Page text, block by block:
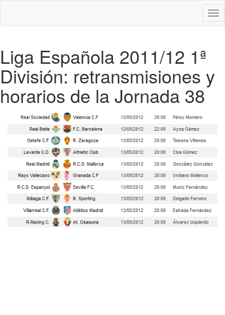
Liga Española 2011/12 1ª
División: retransmisiones y
horarios de la Jornada 38